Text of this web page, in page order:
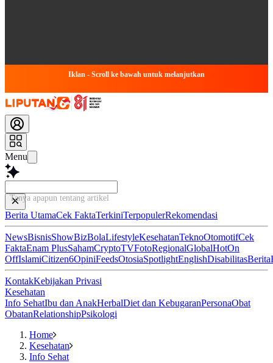
Iklan - Scroll ke bawah untuk melanjutkan
Menu
Tanya apapun tentang artikel ini...
Berita UtamaCek FaktaTerkiniTerpopulerRekomendasi
NewsBisnisShowBizBolaLifestyleKesehatanTeknoOtomotifCek
FaktaEnam PlusSahamCryptoTVFotoRegionalGlobalHotOn
OffIslamiCitizen6OpiniFeedsOtosiaSpotlightEnglishDisabilitasBerita
KontakKebijakan Privasi
Kesehatan
Info SehatIbu dan AnakHerbalDiet dan KebugaranPersonaObat
ObatanRelationshipPsikologi
Home
Kesehatan
Info Sehat